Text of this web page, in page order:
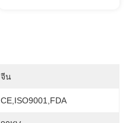
จีน
CE,ISO9001,FDA